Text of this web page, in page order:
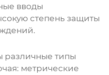
вводы
степень защиты
различные типы
метрические